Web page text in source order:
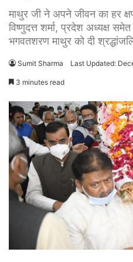
माथुर जी ने अपने जीवन का हर क्षण
विष्णुदत्त शर्मा, प्रदेश अध्यक्ष
भगवतशरण माथुर को दी
Sumit Sharma Last Updated:
3 minutes read